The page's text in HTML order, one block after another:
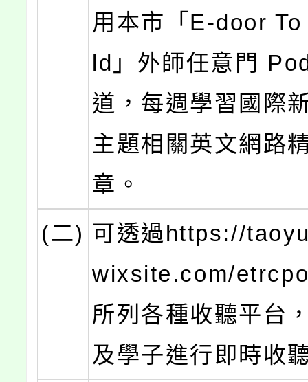
用本市「E-door
ld」外師任意門
道，每週學習國際
主題相關英文網路
章。
(二) 可透過https://
wixsite.com/
所列各種收聽平台
及學子進行即時收